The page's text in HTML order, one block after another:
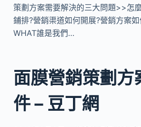
策劃方案需要解決的三大問題>>怎
鋪排?營銷渠道如何開展?營銷方案
WHAT誰是我們…
面膜營銷策劃
件 – 豆丁網